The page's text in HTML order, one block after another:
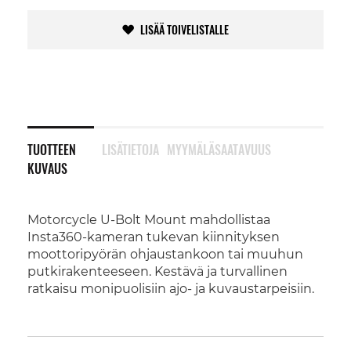
LISÄÄ TOIVELISTALLE
TUOTTEEN
KUVAUS
Motorcycle U-Bolt Mount mahdollistaa
Insta360-kameran tukevan kiinnityksen
moottoripyörän ohjaustankoon tai muuhun
putkirakenteeseen. Kestävä ja turvallinen
ratkaisu monipuolisiin ajo- ja kuvaustarpeisiin.
LISÄTIETOJA MYYMÄLÄSAATAVUUS